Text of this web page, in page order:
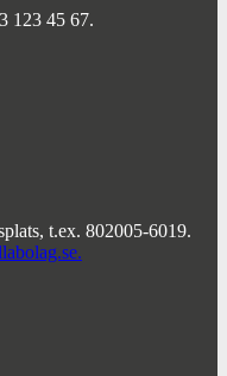
123 45 67.
t.ex. 802005-6019.